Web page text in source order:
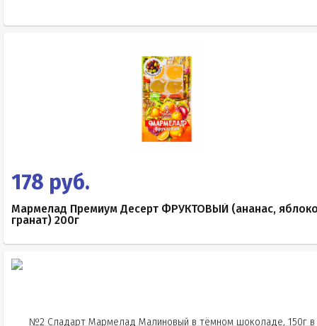
178 руб.
Мармелад Премиум Десерт ФРУКТОВЫЙ (ананас,
гранат) 200г